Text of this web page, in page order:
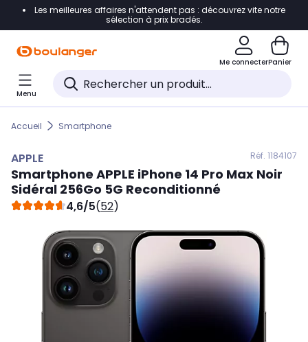
Accéder directement à la navigation
Accéder directement au pied de page
Accéder directement au chatbot
Les meilleures affaires n'attendent pas : découvrez vite notre
sélection à prix bradés.
Me connecterPanier
Menu
Accueil Smartphone
APPLE Réf. 1184107
Smartphone APPLE iPhone 14 Pro Max Noir
Sidéral 256Go 5G Reconditionné
4,6/5(52)